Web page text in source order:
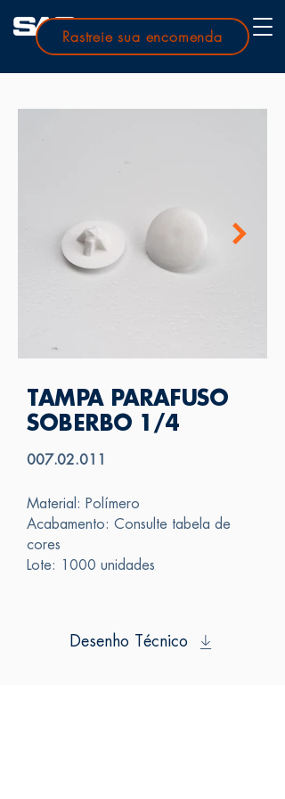
Rastreie sua encomenda
TAMPA PARAFUSO
SOBERBO 1/4
007.02.011
Material: Polímero
Acabamento: Consulte tabela de
cores
Lote: 1000 unidades
Desenho Técnico